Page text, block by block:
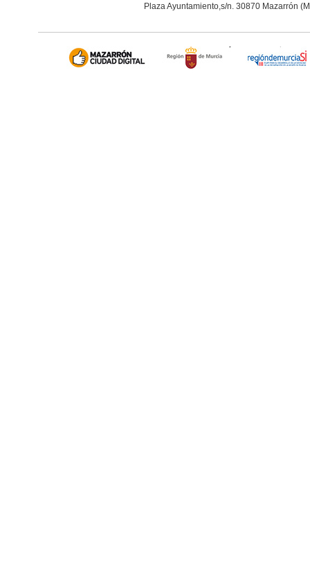
Plaza Ayuntamiento,s/n. 30870 Mazarrón